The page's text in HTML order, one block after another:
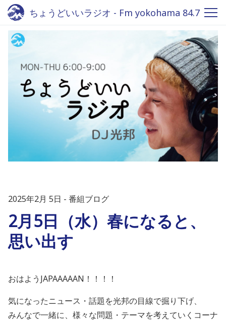
ちょうどいいラジオ - Fm yokohama 84.7
2025年2月 5日 番組ブログ
2月5日（水）春になると、
思い出す
おはようJAPAAAAAN！！！！
気になったニュース・話題を光邦の目線で掘り下げ、
みんなで一緒に、様々な問題・テーマを考えていくコーナ